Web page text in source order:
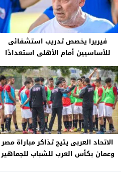
فيريرا يخصص تدريب استشفائى
للأساسيين أمام الأهلى استعدادًا
لسموحة – جريدة الخبر اليوم
الاتحاد العربى يتيح تذاكر مباراة مصر
وعمان بكأس العرب للشباب للجماهير